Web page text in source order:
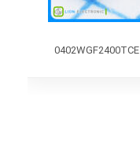
0402WGF2400TCE